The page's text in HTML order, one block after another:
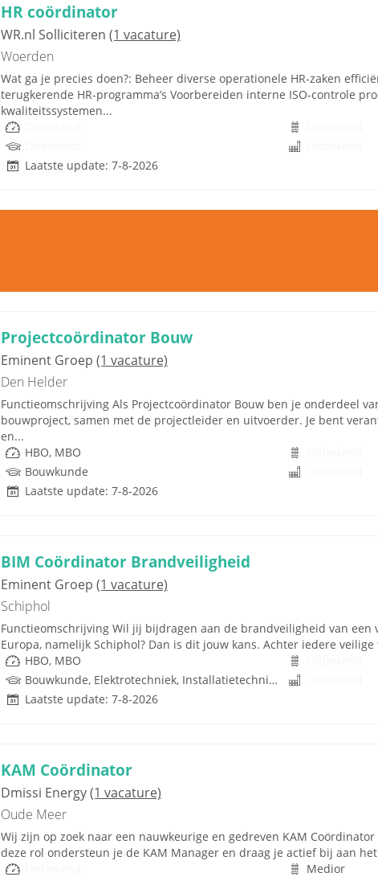
HR coördinator
WR.nl Solliciteren (1 vacature)
Woerden
Wat ga je precies doen?: Beheer diverse operationele HR-zaken
terugkerende HR-programma’s Voorbereiden interne ISO-controle
kwaliteitssystemen...
Laatste update: 7-8-2026
Projectcoördinator Bouw
Eminent Groep (1 vacature)
Den Helder
Functieomschrijving Als Projectcoördinator Bouw ben je onderdeel
bouwproject, samen met de projectleider en uitvoerder. Je bent
en...
HBO, MBO
Bouwkunde
Laatste update: 7-8-2026
BIM Coördinator Brandveiligheid
Eminent Groep (1 vacature)
Schiphol
Functieomschrijving Wil jij bijdragen aan de brandveiligheid van een
Europa, namelijk Schiphol? Dan is dit jouw kans. Achter iedere
HBO, MBO
Bouwkunde, Elektrotechniek, Installatietechniek, Techniek
Laatste update: 7-8-2026
KAM Coördinator
Dmissi Energy(1 vacature)
Oude Meer
Wij zijn op zoek naar een nauwkeurige en gedreven KAM
deze rol ondersteun je de KAM Manager en draag je actief bij aan
Medior